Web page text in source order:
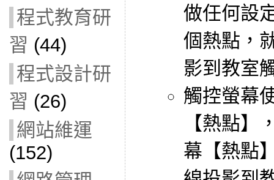
程式教育研
習 (44)
程式設計研
習 (26)
網站維運
(152)
做任何設
個熱點，
影到教室
觸控螢幕
【熱點】
幕【熱點